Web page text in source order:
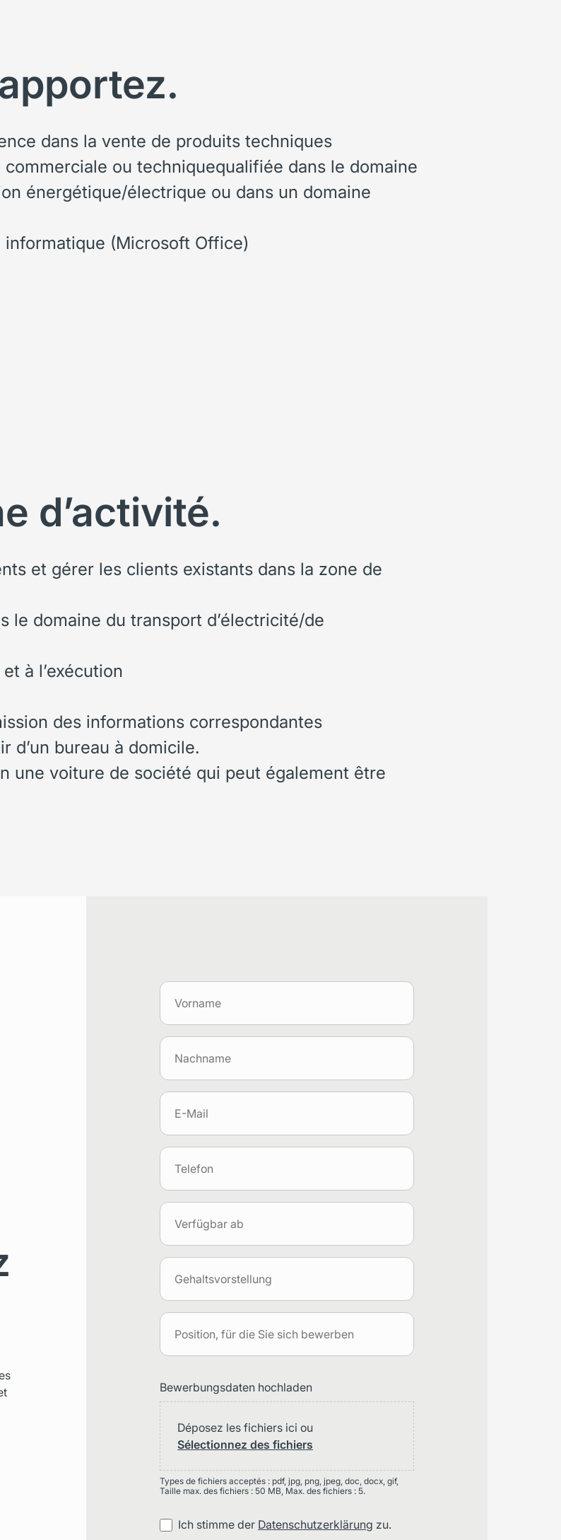
dans la vente de produits techniques
ou techniquequalifiée dans le domaine
énergétique/électrique ou dans un domaine
informatique (Microsoft Office)
d’activité.
et gérer les clients existants dans la zone de
le domaine du transport d’électricité/de
à l’exécution
des informations correspondantes
d’un bureau à domicile.
une voiture de société qui peut également être
Bewerbungsdaten hochladen
Déposez les fichiers ici ou
Sélectionnez des fichiers
Types de fichiers acceptés : pdf, jpg, png, jpeg, doc, docx, gif,
Taille max. des fichiers : 50 MB, Max. des fichiers : 5.
Ich stimme der Datenschutzerklärung zu.